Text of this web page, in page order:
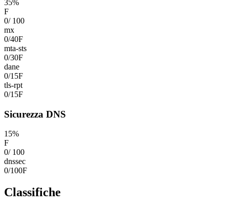
35%
F
0/ 100
mx
0/40F
mta-sts
0/30F
dane
0/15F
tls-rpt
0/15F
Sicurezza DNS
15%
F
0/ 100
dnssec
0/100F
Classifiche